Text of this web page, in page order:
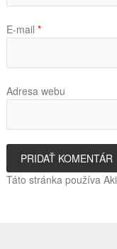
E-mail *
Adresa webu
Táto stránka používa